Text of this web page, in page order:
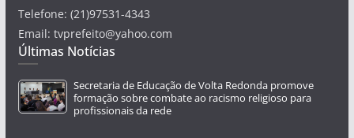
Telefone: (21)97531-4343
Email: tvprefeito@yahoo.com
Últimas Notícias
Secretaria de Educação de Volta Redonda promove
formação sobre combate ao racismo religioso para
profissionais da rede